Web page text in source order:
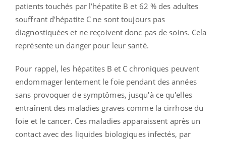
patients touchés par l’hépatite B et 62 % des adultes
souffrant d'hépatite C ne sont toujours pas
diagnostiquées et ne reçoivent donc pas de soins. Cela
représente un danger pour leur santé.
Pour rappel, les hépatites B et C chroniques peuvent
endommager lentement le foie pendant des années
sans provoquer de symptômes, jusqu'à ce qu'elles
entraînent des maladies graves comme la cirrhose du
foie et le cancer. Ces maladies apparaissent après un
contact avec des liquides biologiques infectés, par